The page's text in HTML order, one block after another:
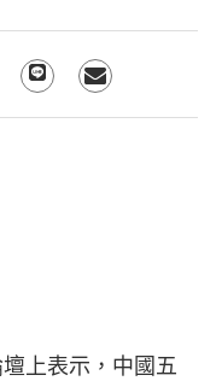
翻攝
上表示，中國五